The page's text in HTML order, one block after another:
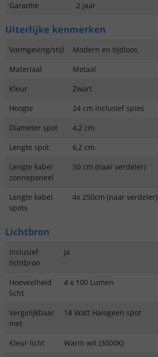
Garantie
2 jaar
Uiterlijke kenmerken
Vormgeving/stijl
Modern en tijdloos
Materiaal
Metaal
Kleur
Zwart
Hoogte
24 cm inclusief spies
Diameter spot
4,2 cm
Lengte spot
6,2 cm
Lengte kabel
zonnepaneel
50 cm (naar verdeler)
Lengte kabel
spots
4x 250cm (naar verdeler)
Lichtbron
Inclusief
lichtbron
Ja
Hoeveelheid
licht
4 x 100 Lumen
Vergelijkbaar
met
14 Watt Halogeen spot
Kleur licht
Warm wit (3000K)